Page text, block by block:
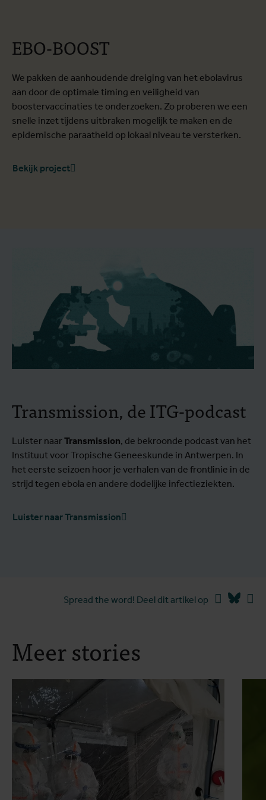
EBO-BOOST
We pakken de aanhoudende dreiging van het ebolavirus
aan door de optimale timing en veiligheid van
boostervaccinaties te onderzoeken. Zo proberen we een
snelle inzet tijdens uitbraken mogelijk te maken en de
epidemische paraatheid op lokaal niveau te versterken.
Bekijk project
Transmission, de ITG-podcast
Luister naarTransmission, de bekroonde podcast van het
Instituut voor Tropische Geneeskunde in Antwerpen. In
het eerste seizoen hoor je verhalen van de frontlinie in de
strijd tegen ebola en andere dodelijke infectieziekten.
Luister naar Transmission
Spread the word! Deel dit artikel op Facebook
Meer stories